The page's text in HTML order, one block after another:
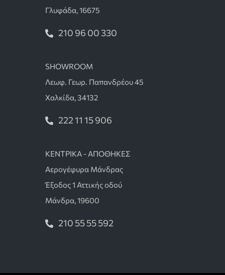
Γλυφάδα, 16675
210 96 00 330
SHOWROOM
Λεωφ. Γεωρ. Παπανδρέου 45
Χαλκίδα, 34132
222 11 15 906
ΚΕΝΤΡΙΚΑ - ΑΠΟΘΗΚΕΣ
Αερογέφυρα Μάνδρας
Έξοδος 1 Αττικής οδού
Μάνδρα, 19600
210 55 55 592